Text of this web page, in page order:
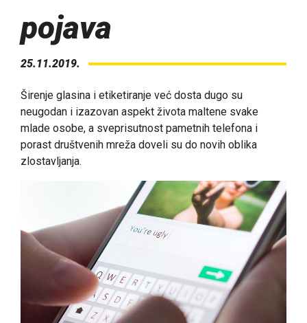
pojava
25.11.2019.
Širenje glasina i etiketiranje već dosta dugo su
neugodan i izazovan aspekt života maltene svake
mlade osobe, a sveprisutnost pametnih telefona i
porast društvenih mreža doveli su do novih oblika
zlostavljanja.